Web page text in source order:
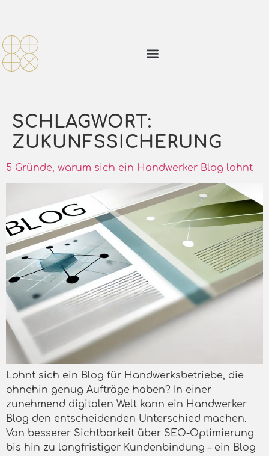
SCHLAGWORT:
ZUKUNFSSICHERUNG
5 Gründe, warum sich ein Handwerker Blog lohnt
Lohnt sich ein Blog für Handwerksbetriebe, die
ohnehin genug Aufträge haben? In einer
zunehmend digitalen Welt kann ein Handwerker
Blog den entscheidenden Unterschied machen.
Von besserer Sichtbarkeit über SEO-Optimierung
bis hin zu langfristiger Kundenbindung – ein Blog